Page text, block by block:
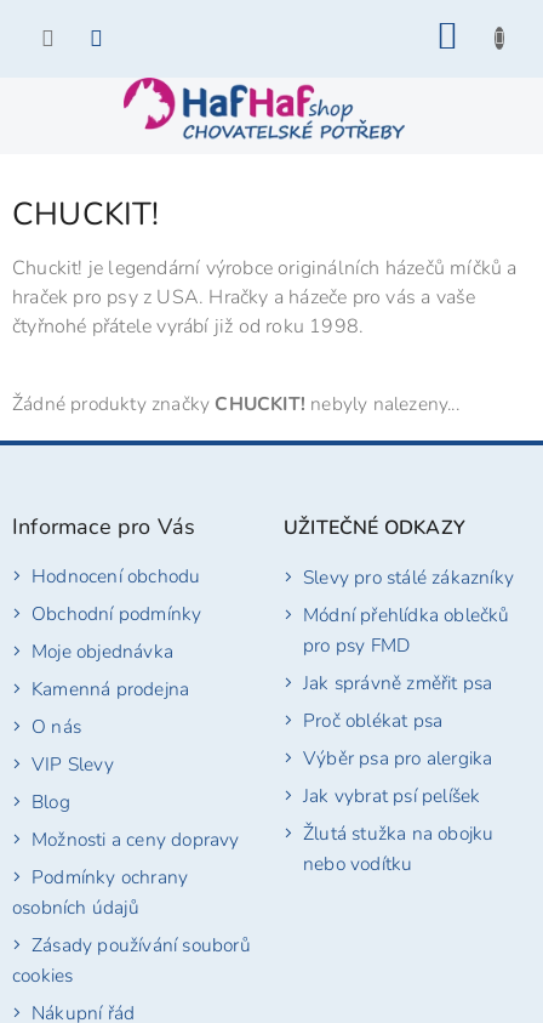
CHUCKIT!
Chuckit! je legendární výrobce originálních házečů míčků a
hraček pro psy z USA. Hračky a házeče pro vás a vaše
čtyřnohé přátele vyrábí již od roku 1998.
Žádné produkty značky CHUCKIT! nebyly nalezeny...
Z
Informace pro Vás
Hodnocení obchodu
Obchodní podmínky
Moje objednávka
Kamenná prodejna
O nás
VIP Slevy
Blog
Možnosti a ceny dopravy
Podmínky ochrany
osobních údajů
Zásady používání souborů
cookies
Nákupní řád
UŽITEČNÉ ODKAZY
Slevy pro stálé zákazníky
Módní přehlídka oblečků
pro psy FMD
Jak správně změřit psa
Proč oblékat psa
Výběr psa pro alergika
Jak vybrat psí pelíšek
Žlutá stužka na obojku
nebo vodítku